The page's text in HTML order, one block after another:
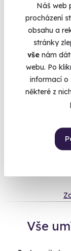
Náš web
procházení
obsahu a
stránky
vše nám
webu. Po
informací o
některé z
chvíle. Náš
zaručeně splní
procházkyruku v
ve vířivce, večer
se probouzet
jen pobyt na
Vše